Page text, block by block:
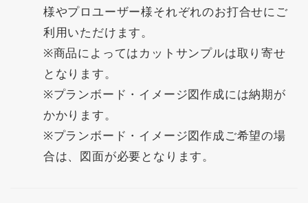
様やプロユーザー様それぞれのお打合せにご
利用いただけます。
※商品によってはカットサンプルは取り寄せ
となります。
※プランボード・イメージ図作成には納期が
かかります。
※プランボード・イメージ図作成ご希望の場
合は、図面が必要となります。